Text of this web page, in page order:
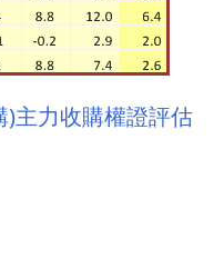
)主力收購權證評估